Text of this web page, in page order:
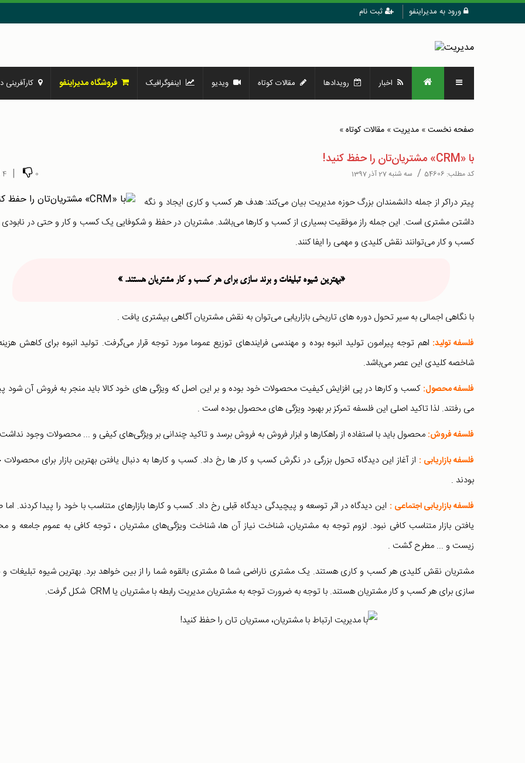
ورود به مدیراینفو ثبت نام
اخبار رویدادها مقالات کوتاه ویدیو اینفوگرافیک فروشگاه مدیراینفو کارآفرینی
صفحه نخست» مدیریت» مقالات کوتاه»
0
|
4
با «CRM» مشتریان‌تان را حفظ کنید!
کد مطلب: 54606
/ سه شنبه 27 آذر 1397
پیتر دراکر از جمله دانشمندان بزرگ حوزه مدیریت بیان می‌کند: هدف هر کسب و کاری ایجاد و نگه
داشتن مشتری است. این جمله راز موفقیت بسیاری از کسب و کارها می‌باشد. مشتریان در حفظ و شکوفایی یک کسب و کار و حتی در
کسب و کار می‌توانند نقش کلیدی و مهمی را ایفا کنند.
«بهترین شیوه تبلیغات و برند سازی برای هر کسب و کار مشتریان هستند. »
با نگاهی اجمالی به سیر تحول دوره های تاریخی بازاریابی می‌توان به نقش مشتریان آگاهی بیشتری یافت .
فلسفه تولید: اهم توجه پیرامون تولید انبوه بوده و مهندسی فرایندهای توزیع عموما مورد توجه قرار می‌گرفت. تولید انبوه برای کاهش
شاخصه کلیدی این عصر می‌باشد.
فلسفه محصول: کسب و کارها در پی افزایش کیفیت محصولات خود بوده و بر این اصل که ویژگی های خود کالا باید منجر به فروش آن شود
می رفتند. لذا تاکید اصلی این فلسفه تمرکز بر بهبود ویژگی های محصول بوده است .
فلسفه فروش: محصول باید با استفاده از راهکارها و ابزار فروش به فروش برسد و تاکید چندانی بر ویژگی‌های کیفی و ... محصولات وجود
فلسفه بازاریابی : از آغاز این دیدگاه تحول بزرگی در نگرش کسب و کار ها رخ داد. کسب و کارها به دنبال یافتن بهترین بازار برای
بودند .
فلسفه بازاریابی اجتماعی : این دیدگاه در اثر توسعه و پیچیدگی دیدگاه قبلی رخ داد. کسب و کارها بازارهای متناسب با خود را پیدا کردند. اما
یافتن بازار متناسب کافی نبود. لزوم توجه به مشتریان، شناخت نیاز آن ها، شناخت ویژگی‌های مشتریان ، توجه کافی به عموم جامعه و
زیست و ... مطرح گشت .
مشتریان نقش کلیدی هر کسب و کاری هستند. یک مشتری ناراضی شما ۵ مشتری بالقوه شما را از بین خواهد برد. بهترین شیوه
سازی برای هر کسب و کار مشتریان هستند. با توجه به ضرورت توجه به مشتریان مدیریت رابطه با مشتریان یا CRM شکل گرفت.